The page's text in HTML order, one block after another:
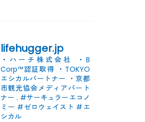
lifehugger.jp
・ハーチ株式会社
・B
Corp™認証取得 ・TOKYO
エシカルパートナー ・京都
市観光協会メディアパート
ナー . #サーキュラーエコノ
ミー #ゼロウェイスト #エ
シカル